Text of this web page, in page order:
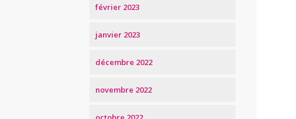
février 2023
janvier 2023
décembre 2022
novembre 2022